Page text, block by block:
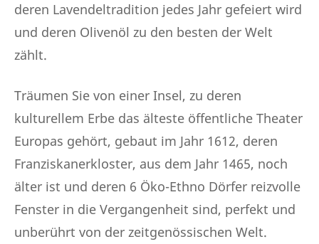
deren Lavendeltradition jedes Jahr gefeiert wird
und deren Olivenöl zu den besten der Welt
zählt.
Träumen Sie von einer Insel, zu deren
kulturellem Erbe das älteste öffentliche Theater
Europas gehört, gebaut im Jahr 1612, deren
Franziskanerkloster, aus dem Jahr 1465, noch
älter ist und deren 6 Öko-Ethno Dörfer reizvolle
Fenster in die Vergangenheit sind, perfekt und
unberührt von der zeitgenössischen Welt.